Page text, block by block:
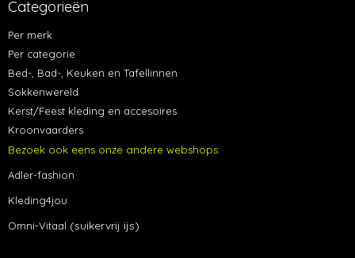
Categorieën
Per merk
Per categorie
Bed-, Bad-, Keuken en Tafellinnen
Sokkenwereld
Kerst/Feest kleding en accesoires
Kroonvaarders
Bezoek ook eens onze andere webshops:
Adler-fashion
Kleding4jou
Omni-Vitaal (suikervrij ijs)